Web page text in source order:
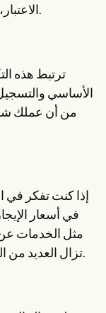
الاعتبار، والتي غالبًا ما ترتبط بالممارسات الخاصة.
ترتبط هذه
الأساسي
من أن عملك
إذا كنت تفكر في
في أسعار
مثل الخدمات عن
تزال العديد من الممارسات تفضل خيار التعامل وجهًا لوجه.